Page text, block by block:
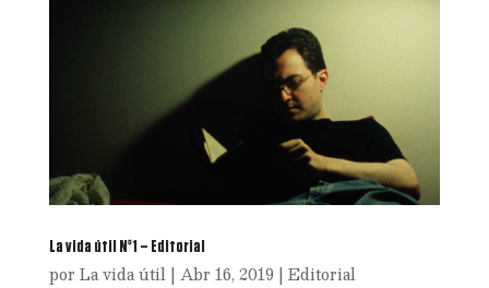
La vida útil Nº1 – Editorial
por La vida útil| Abr 16, 2019 | Editorial